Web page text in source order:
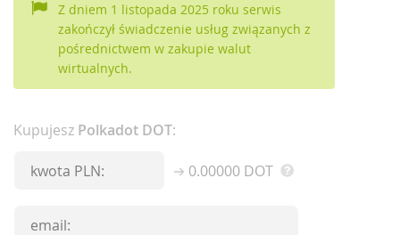
Z dniem 1 listopada 2025 roku serwis
zakończył świadczenie usług związanych z
pośrednictwem w zakupie walut
wirtualnych.
Kupujesz Polkadot DOT:
0.00000 DOT